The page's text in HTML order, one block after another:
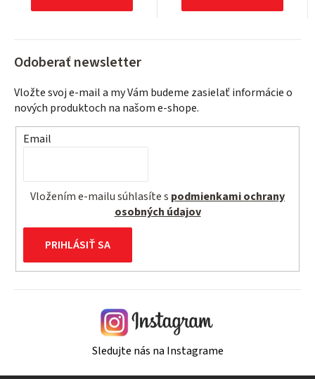
Odoberať newsletter
Vložte svoj e-mail a my Vám budeme zasielať informácie o
nových produktoch na našom e-shope.
Email
Vložením e-mailu súhlasíte s podmienkami ochrany
osobných údajov
PRIHLÁSIŤ SA
Sledujte nás na Instagrame